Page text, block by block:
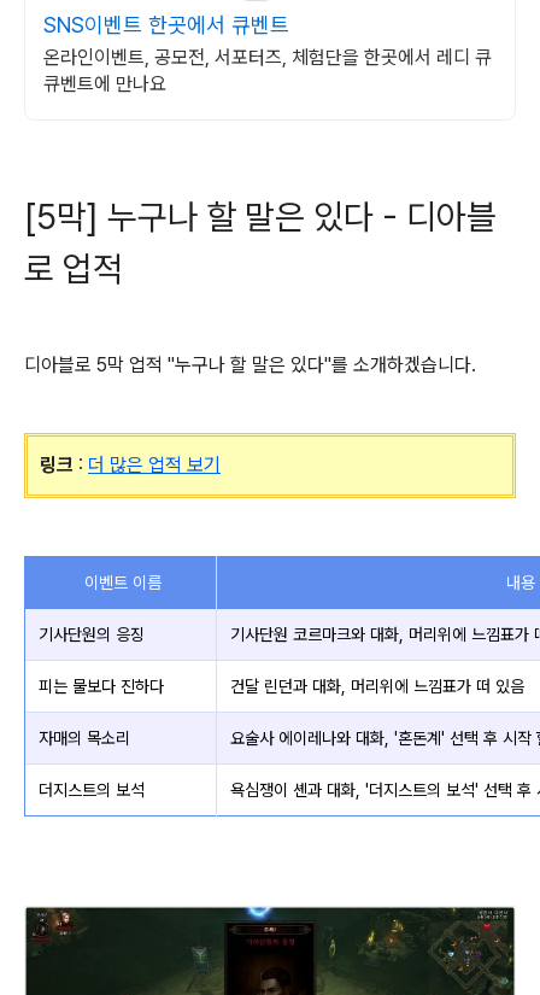
SNS이벤트 한곳에서 큐벤트
온라인이벤트, 공모전, 서포터즈, 체험단을 한곳에서 레디 큐
큐벤트에 만나요
[5막] 누구나 할 말은 있다 - 디아블
로 업적
디아블로 5막 업적 "누구나 할 말은 있다"를 소개하겠습니다.
링크 : 더 많은 업적 보기
이벤트 이름 내용
기사단원의 응징 기사단원 코르마크와 대화, 머리위에 느낌표가
피는 물보다 진하다 건달 린던과 대화, 머리위에 느낌표가 떠 있음
자매의 목소리 요술사 에이레나와 대화, '혼돈계' 선택 후 시작
더지스트의 보석 욕심쟁이 셴과 대화, '더지스트의 보석' 선택 후